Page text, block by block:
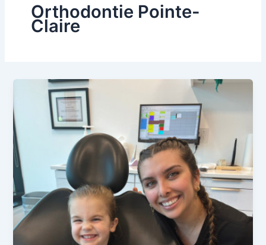
Orthodontie Pointe-
Claire